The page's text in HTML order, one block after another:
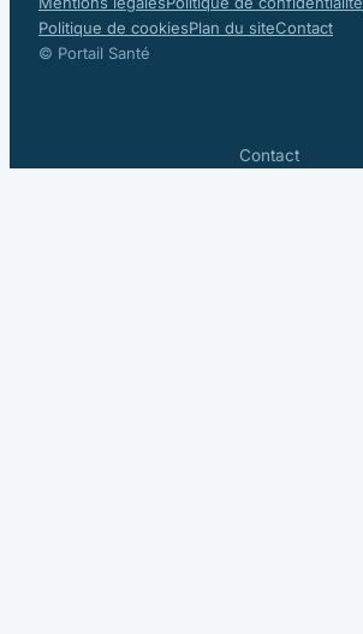
Politique de cookiesPlan du siteContact
© Portail Santé
Contact